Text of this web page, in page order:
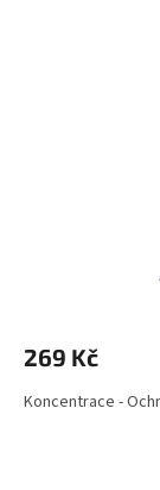
269 Kč
Koncentrace -